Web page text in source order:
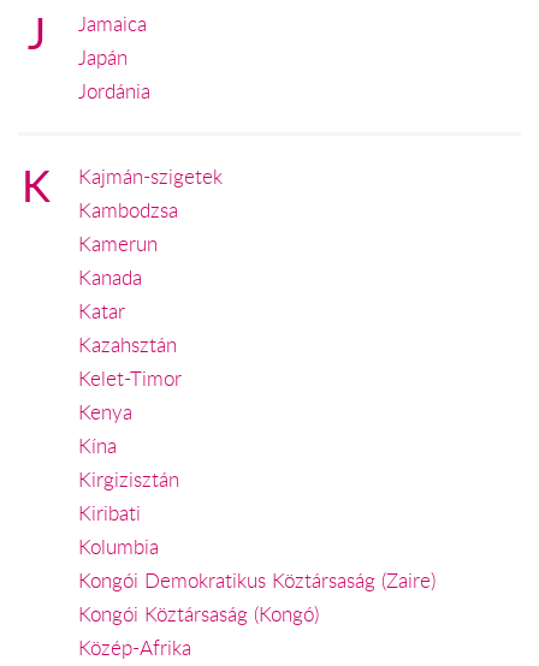
J
Jamaica
Japán
Jordánia
K
Kajmán-szigetek
Kambodzsa
Kamerun
Kanada
Katar
Kazahsztán
Kelet-Timor
Kenya
Kína
Kirgizisztán
Kiribati
Kolumbia
Kongói Demokratikus Köztársaság (Zaire)
Kongói Köztársaság (Kongó)
Közép-Afrika